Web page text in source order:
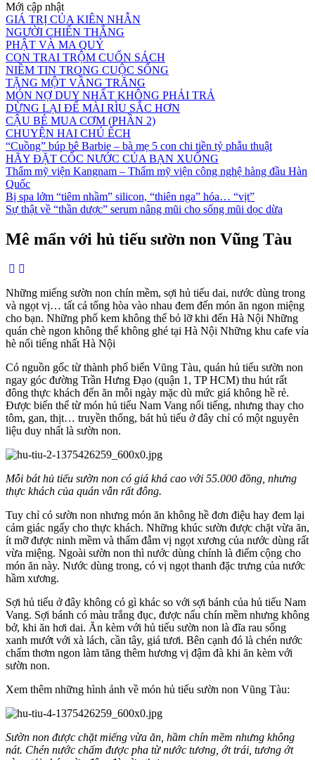
Mới cập nhật
GIÁ TRỊ CỦA KIÊN NHẪN
NGƯỜI CHIẾN THẮNG
PHẬT VÀ MA QUỶ
CON TRAI TRỘM CUỐN SÁCH
NIỀM TIN TRONG CUỘC SỐNG
TẶNG MỘT VẦNG TRĂNG
MÓN NỢ DUY NHẤT KHÔNG PHẢI TRẢ
DỪNG LẠI ĐỂ MÀI RÌU SẮC HƠN
CẬU BÉ MUA CƠM (PHẦN 2)
CHUYỆN HAI CHÚ ẾCH
“Cuồng” búp bê Barbie – bà mẹ 5 con chi tiền tỷ phẫu thuật
HÃY ĐẶT CỐC NƯỚC CỦA BẠN XUỐNG
Thẩm mỹ viện Kangnam – Thẩm mỹ viện công nghệ hàng đầu Hàn
Quốc
Bị spa lởm “tiêm nhầm” silicon, “thiên nga” hóa… “vịt”
Sự thật về “thần dược” serum nâng mũi cho sống mũi dọc dừa
Mê mẩn với hủ tiếu sườn non Vũng Tàu
Những miếng sườn non chín mềm, sợi hủ tiếu dai, nước dùng trong
và ngọt vị… tất cả tổng hòa vào nhau đem đến món ăn ngon miệng
cho bạn. Những phố kem không thể bỏ lỡ khi đến Hà Nội Những
quán chè ngon không thể không ghé tại Hà Nội Những khu cafe vỉa
hè nổi tiếng nhất Hà Nội
Có nguồn gốc từ thành phố biển Vũng Tàu, quán hủ tiếu sườn non
ngay góc đường Trần Hưng Đạo (quận 1, TP HCM) thu hút rất
đông thực khách đến ăn mỗi ngày mặc dù mức giá không hề rẻ.
Được biến thể từ món hủ tiếu Nam Vang nổi tiếng, nhưng thay cho
tôm, gan, thịt… truyền thống, bát hủ tiếu ở đây chỉ có một nguyên
liệu duy nhất là sườn non.
Mỗi bát hủ tiếu sườn non có giá khá cao với 55.000 đồng, nhưng
thực khách của quán vẫn rất đông.
Tuy chỉ có sườn non nhưng món ăn không hề đơn điệu hay đem lại
cảm giác ngấy cho thực khách. Những khúc sườn được chặt vừa ăn,
ít mỡ được ninh mềm và thấm đẫm vị ngọt xương của nước dùng rất
vừa miệng. Ngoài sườn non thì nước dùng chính là điểm cộng cho
món ăn này. Nước dùng trong, có vị ngọt thanh đặc trưng của nước
hầm xương.
Sợi hủ tiếu ở đây không có gì khác so với sợi bánh của hủ tiếu Nam
Vang. Sợi bánh có màu trắng đục, được nấu chín mềm nhưng không
bở, khi ăn hơi dai. Ăn kèm với hủ tiếu sườn non là đĩa rau sống
xanh mướt với xà lách, cần tây, giá tươi. Bên cạnh đó là chén nước
chấm thơm ngon làm tăng thêm hương vị đậm đà khi ăn kèm với
sườn non.
Xem thêm những hình ảnh về món hủ tiếu sườn non Vũng Tàu:
Sườn non được chặt miếng vừa ăn, hầm chín mềm nhưng không
nát. Chén nước chấm được pha từ nước tương, ớt trái, tương ớt